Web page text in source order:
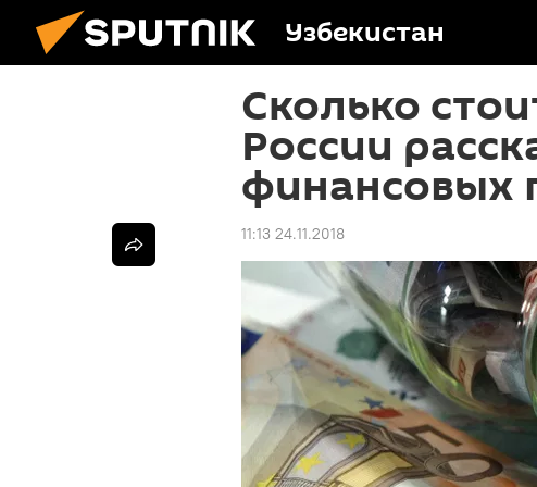
Узбекистан
Сколько
России
финансовых
11:13 24.11.2018